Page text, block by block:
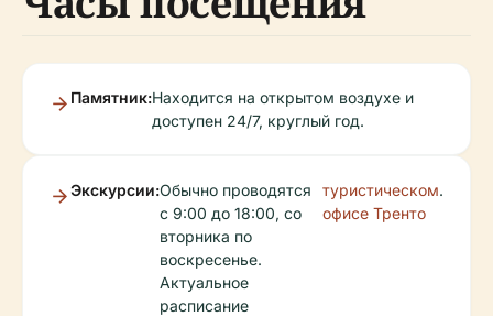
Памятник:Находится на открытом воздухе и
доступен 24/7, круглый год.
Экскурсии:Обычно проводятся
с 9:00 до 18:00, со
вторника по
воскресенье.
Актуальное
расписание
туристическом
офисе Тренто
.